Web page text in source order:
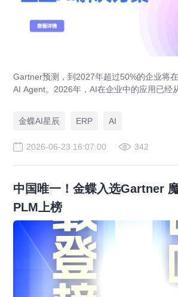
Gartner预测，到2027年超过50%的企业将
AI Agent。2026年，AI在企业中的应用已经
上增加AI原生能力——让AI理解企业数据、
金蝶AI星辰 ERP AI
2026-06-23 16:07:00 342
中国唯一！金蝶入选Gartner
PLM上榜